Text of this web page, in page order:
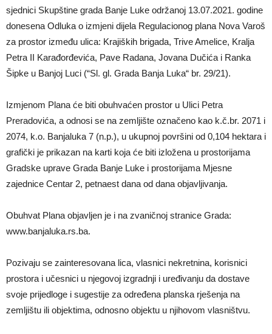
sjednici Skupštine grada Banje Luke održanoj 13.07.2021. godine
donesena Odluka o izmjeni dijela Regulacionog plana Nova Varoš
za prostor između ulica: Krajiških brigada, Trive Amelice, Kralja
Petra II Karađorđevića, Pave Radana, Jovana Dučića i Ranka
Šipke u Banjoj Luci (“Sl. gl. Grada Banja Luka“ br. 29/21).
Izmjenom Plana će biti obuhvaćen prostor u Ulici Petra
Preradovića, a odnosi se na zemljište označeno kao k.č.br. 2071 i
2074, k.o. Banjaluka 7 (n.p.), u ukupnoj površini od 0,104 hektara i
grafički je prikazan na karti koja će biti izložena u prostorijama
Gradske uprave Grada Banje Luke i prostorijama Mjesne
zajednice Centar 2, petnaest dana od dana objavljivanja.
Obuhvat Plana objavljen je i na zvaničnoj stranice Grada:
www.banjaluka.rs.ba.
Pozivaju se zainteresovana lica, vlasnici nekretnina, korisnici
prostora i učesnici u njegovoj izgradnji i uređivanju da dostave
svoje prijedloge i sugestije za određena planska rješenja na
zemljištu ili objektima, odnosno objektu u njihovom vlasništvu.